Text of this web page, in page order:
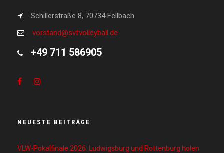
Schillerstraße 8, 70734 Fellbach
vorstand@svfvolleyball.de
+49 711 586905
NEUESTE BEITRÄGE
VLW-Pokalfinale 2026: Ludwigsburg und Rottenburg holen